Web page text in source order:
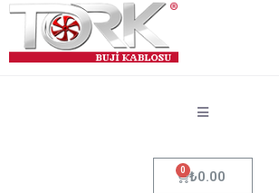
₺0.00